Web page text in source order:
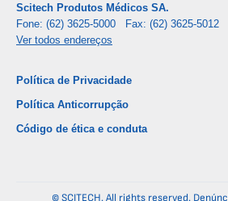
Scitech Produtos Médicos SA.
Fone: (62) 3625-5000 Fax: (62) 3625-5012
Ver todos endereços
Política de Privacidade
Política Anticorrupção
Código de ética e conduta
© SCITECH. All rights reserved.